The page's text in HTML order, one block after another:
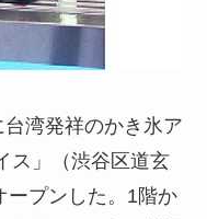
湾発祥のかき氷ア
ス」（渋谷区道玄
ープンした。1階か